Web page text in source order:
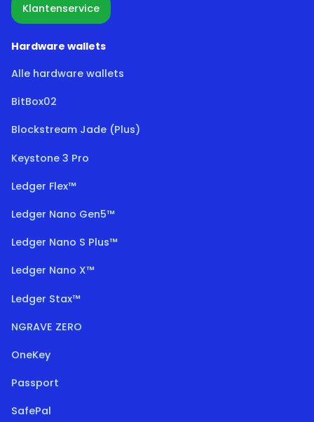
Klantenservice
Hardware wallets
Alle hardware wallets
BitBox02
Blockstream Jade (Plus)
Keystone 3 Pro
Ledger Flex™
Ledger Nano Gen5™
Ledger Nano S Plus™
Ledger Nano X™
Ledger Stax™
NGRAVE ZERO
OneKey
Passport
SafePal